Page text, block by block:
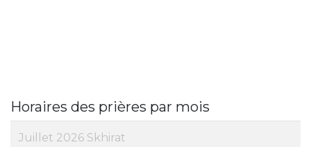
Horaires des prières par mois
Juillet 2026 Skhirat